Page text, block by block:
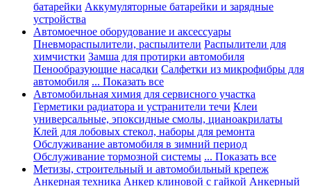
батарейки Аккумуляторные батарейки и зарядные
устройства
Автомоечное оборудование и аксессуары
Пневмораспылители, распылители Распылители для
химчистки Замша для протирки автомобиля
Пенообразующие насадки Салфетки из микрофибры для
автомобиля ... Показать все
Автомобильная химия для сервисного участка
Герметики радиатора и устранители течи Клеи
универсальные, эпоксидные смолы, цианоакрилаты
Клей для лобовых стекол, наборы для ремонта
Обслуживание автомобиля в зимний период
Обслуживание тормозной системы ... Показать все
Метизы, строительный и автомобильный крепеж
Анкерная техника Анкер клиновой с гайкой Анкерный